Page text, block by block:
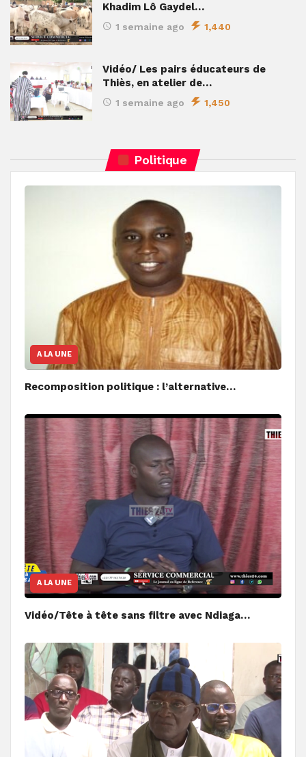
Khadim Lô Gaydel…
1 semaine ago 1,440
Vidéo/ Les pairs éducateurs de
Thiès, en atelier de…
1 semaine ago 1,450
Politique
A LA UNE
Recomposition politique : l’alternative…
A LA UNE
Vidéo/Tête à tête sans filtre avec Ndiaga…